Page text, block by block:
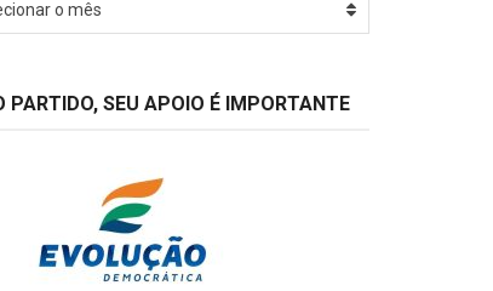
o mês
PARTIDO, SEU APOIO É IMPORTANTE